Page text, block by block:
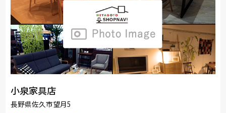
小泉家具店
長野県佐久市望月5